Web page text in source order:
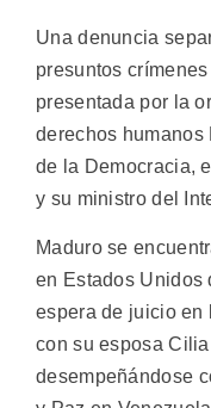
Una denuncia
presuntos
presentada por la
derechos humanos
de la Democracia,
y su ministro del
Maduro se
en Estados Unidos
espera de juicio en
con su esposa
desempeñándose